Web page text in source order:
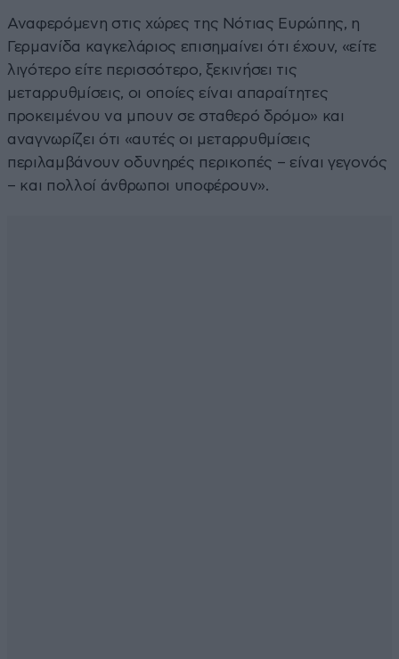
Αναφερόμενη στις χώρες της Νότιας Ευρώπης, η
Γερμανίδα καγκελάριος επισημαίνει ότι έχουν, «είτε
λιγότερο είτε περισσότερο, ξεκινήσει τις
μεταρρυθμίσεις, οι οποίες είναι απαραίτητες
προκειμένου να μπουν σε σταθερό δρόμο» και
αναγνωρίζει ότι «αυτές οι μεταρρυθμίσεις
περιλαμβάνουν οδυνηρές περικοπές – είναι γεγονός
– και πολλοί άνθρωποι υποφέρουν».